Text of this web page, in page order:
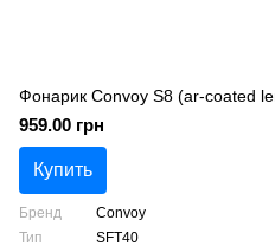
Фонарик Convoy S8 (ar-coated
959.00 грн
Купить
Бренд
Convoy
Тип
SFT40